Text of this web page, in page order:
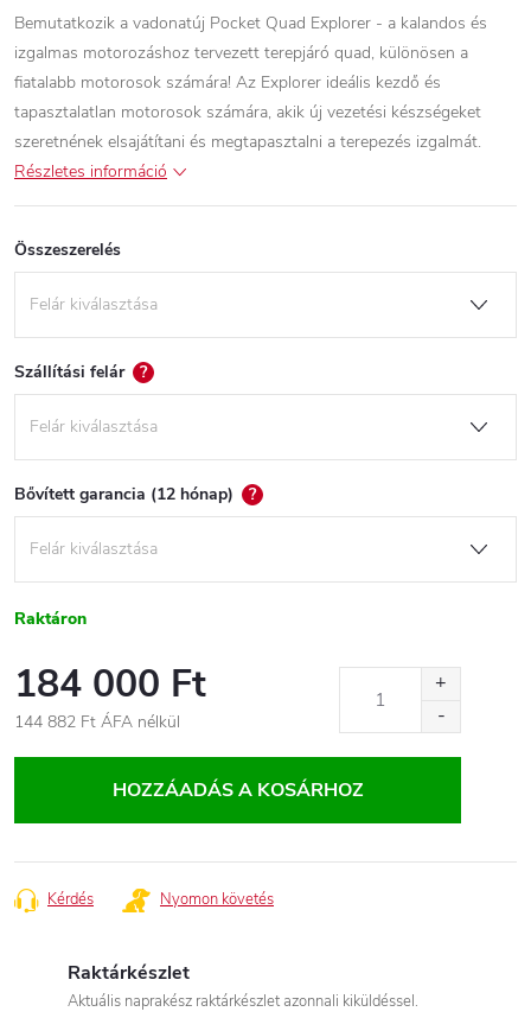
Bemutatkozik a vadonatúj Pocket Quad Explorer - a kalandos és
izgalmas motorozáshoz tervezett terepjáró quad, különösen a
fiatalabb motorosok számára! Az Explorer ideális kezdő és
tapasztalatlan motorosok számára, akik új vezetési készségeket
szeretnének elsajátítani és megtapasztalni a terepezés izgalmát.
Részletes információ
Összeszerelés
Szállítási felár ?
Bővített garancia (12 hónap) ?
Raktáron
184 000 Ft
144 882 Ft ÁFA nélkül
HOZZÁADÁS A KOSÁRHOZ
Kérdés Nyomon követés
Raktárkészlet
Aktuális naprakész raktárkészlet azonnali kiküldéssel.